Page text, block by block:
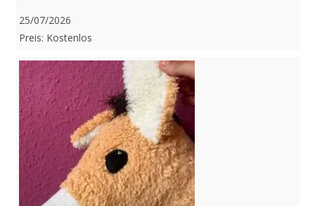
25/07/2026
Preis: Kostenlos